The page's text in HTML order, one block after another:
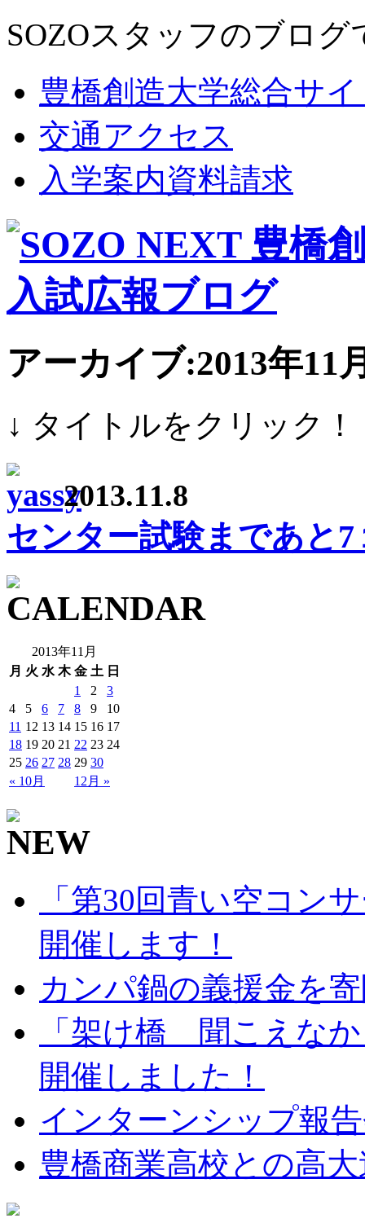
SOZOスタッフのブログ
豊橋創造大学総合サ
交通アクセス
入学案内資料請求
アーカイブ:2013年11
↓ タイトルをクリック！
2013.11.8
センター試験まであと7
2013年11月
月 火 水 木 金 土 日
« 10月 12月 »
1 2
3
4
5 6 7 8 9
10
11 12 13 14 15 16 17
18 19 20 21 22 23 24
25 26 27 28 29 30
「第30回青い空コン
開催します！
カンパ鍋の義援金を
「架け橋 聞こえな
開催しました！
インターンシップ報
豊橋商業高校との高